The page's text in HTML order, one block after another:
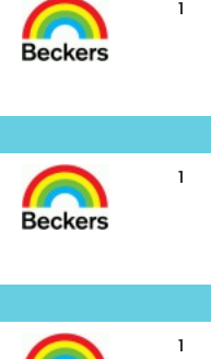
1
1
1